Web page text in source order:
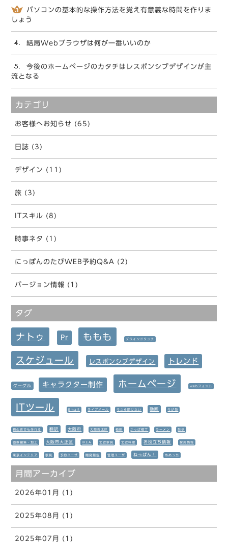
パソコンの基本的な操作方法を覚え有意義な時間を作りま
しょう
結局Webブラウザは何が一番いいのか
今後のホームページのカタチはレスポンシブデザインが主
流となる
カテゴリ
お客様へお知らせ (65)
日誌 (3)
デザイン (11)
旅 (3)
ITスキル (8)
時事ネタ (1)
にっぽんのたびWEB予約Q&A (2)
バージョン情報 (1)
タグ
ナトゥ Pr ももも ブラインドタッチ
スケジュール レスポンシブデザイン トレンド
グーグル キャラクター制作 ホームページ webフォント
ITツール Email ライブメール 今さら聞けない 動画 今が旬
初心者でも作れる 翻訳 大阪府 大阪市北区 梅田 かっぱ横丁 ラーメン 散歩
画像編集・加工 大阪市大正区 IKEA 北欧家具 北欧料理 お役立ち情報 採用情報
東京インテリア 家具 予約ユーザ 開発報告 管理ユーザ ねっぱん！ めめっち
月間アーカイブ
2026年01月 (1)
2025年08月 (1)
2025年07月 (1)